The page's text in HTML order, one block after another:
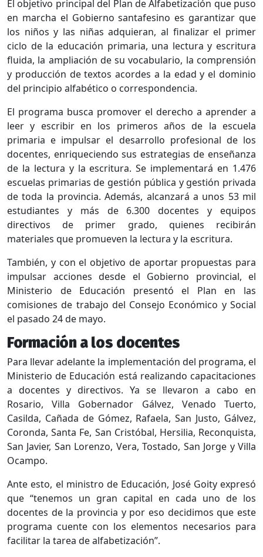
El objetivo principal del Plan de Alfabetización que puso
en marcha el Gobierno santafesino es garantizar que
los niños y las niñas adquieran, al finalizar el primer
ciclo de la educación primaria, una lectura y escritura
fluida, la ampliación de su vocabulario, la comprensión
y producción de textos acordes a la edad y el dominio
del principio alfabético o correspondencia.
El programa busca promover el derecho a aprender a
leer y escribir en los primeros años de la escuela
primaria e impulsar el desarrollo profesional de los
docentes, enriqueciendo sus estrategias de enseñanza
de la lectura y la escritura. Se implementará en 1.476
escuelas primarias de gestión pública y gestión privada
de toda la provincia. Además, alcanzará a unos 53 mil
estudiantes y más de 6.300 docentes y equipos
directivos de primer grado, quienes recibirán
materiales que promueven la lectura y la escritura.
También, y con el objetivo de aportar propuestas para
impulsar acciones desde el Gobierno provincial, el
Ministerio de Educación presentó el Plan en las
comisiones de trabajo del Consejo Económico y Social
el pasado 24 de mayo.
Formación a los docentes
Para llevar adelante la implementación del programa, el
Ministerio de Educación está realizando capacitaciones
a docentes y directivos. Ya se llevaron a cabo en
Rosario, Villa Gobernador Gálvez, Venado Tuerto,
Casilda, Cañada de Gómez, Rafaela, San Justo, Gálvez,
Coronda, Santa Fe, San Cristóbal, Hersilia, Reconquista,
San Javier, San Lorenzo, Vera, Tostado, San Jorge y Villa
Ocampo.
Ante esto, el ministro de Educación, José Goity expresó
que “tenemos un gran capital en cada uno de los
docentes de la provincia y por eso decidimos que este
programa cuente con los elementos necesarios para
facilitar la tarea de alfabetización”.